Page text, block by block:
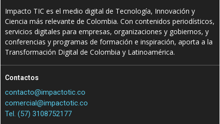
Impacto TIC es el medio digital de Tecnología, Innovación y
Ciencia más relevante de Colombia. Con contenidos periodísticos,
servicios digitales para empresas, organizaciones y gobiernos, y
conferencias y programas de formación e inspiración, aporta a la
Transformación Digital de Colombia y Latinoamérica.
Contactos
contacto@impactotic.co
comercial@impactotic.co
Tel. (57) 3108752177